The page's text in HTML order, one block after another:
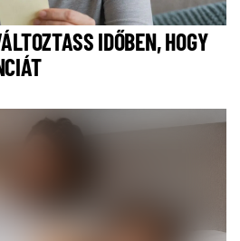
IDŐBEN, HOGY